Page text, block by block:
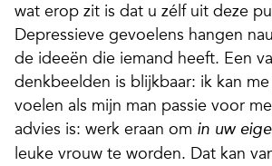
wat erop zit is dat u zélf uit deze
Depressieve gevoelens hangen
de ideeën die iemand heeft. Een
denkbeelden is blijkbaar: ik kan
voelen als mijn man passie voor
advies is: werk eraan om in uw
leuke vrouw te worden. Dat kan